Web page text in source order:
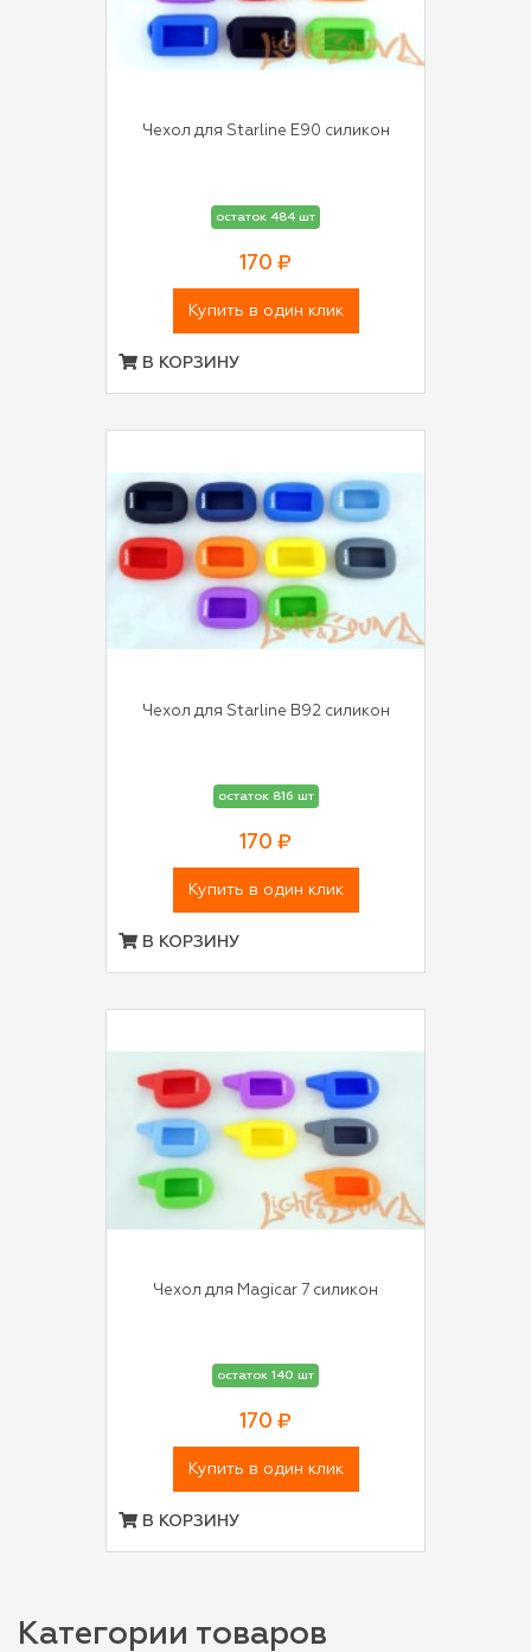
Чехол для Starline E90 силикон
остаток 484 шт
170 ₽
Купить в один клик
В КОРЗИНУ
Чехол для Starline B92 силикон
остаток 816 шт
170 ₽
Купить в один клик
В КОРЗИНУ
Чехол для Magicar 7 силикон
остаток 140 шт
170 ₽
Купить в один клик
В КОРЗИНУ
Категории товаров